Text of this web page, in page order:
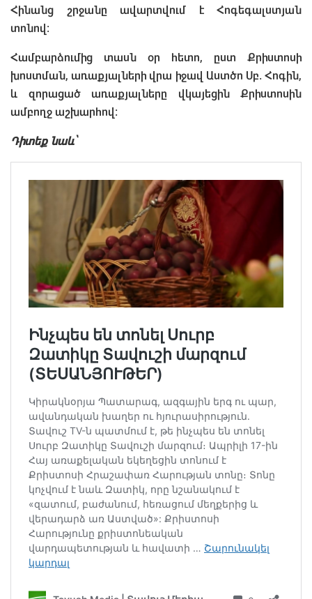
Հինանց շրջանը ավարտվում է Հոգեգալստյան
տոնով:
Համբարձումից տասն օր հետո, ըստ Քրիստոսի
խոստման, առաքյալների վրա իջավ Աստծո Սբ. Հոգին,
և զորացած առաքյալները վկայեցին Քրիստոսին
ամբողջ աշխարհով:
Դիտեք նաև՝